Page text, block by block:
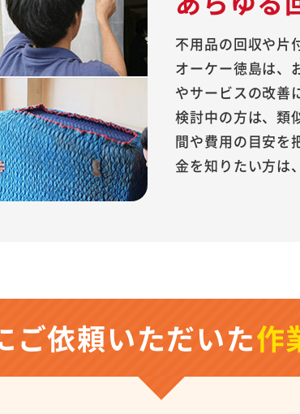
不用品の回収や片
オーケー徳島は、
やサービスの改善
検討中の方は、類
間や費用の目安を
金を知りたい方は
ご依頼いただいた作